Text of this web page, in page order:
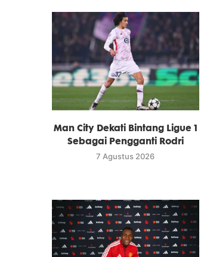
Man City Dekati Bintang Ligue 1
Sebagai Pengganti Rodri
7 Agustus 2026